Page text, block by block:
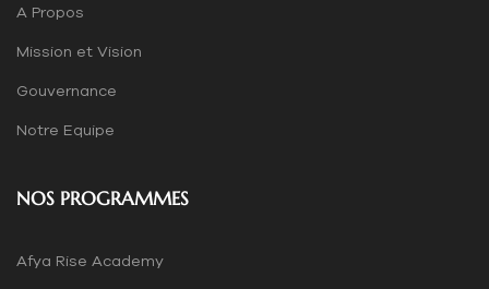
A Propos
Mission et Vision
Gouvernance
Notre Equipe
NOS PROGRAMMES
Afya Rise Academy